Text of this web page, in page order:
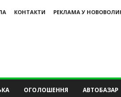
КОНТАКТИ РЕКЛАМА У
ОГОЛОШЕННЯ АВТОБАЗАР